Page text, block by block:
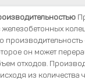
железобетонных
он может
отходов.
из количества